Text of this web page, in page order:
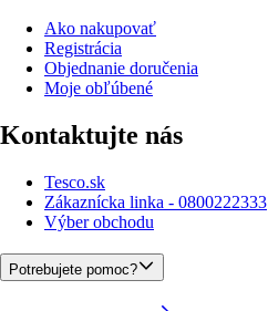
Ako nakupovať
Registrácia
Objednanie doručenia
Moje obľúbené
Kontaktujte nás
Tesco.sk
Zákaznícka linka - 0800222333
Výber obchodu
Potrebujete pomoc?